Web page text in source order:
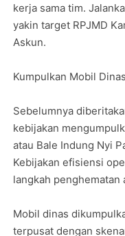
kerja sama tim.
yakin target RPJMD
Askun.
Kumpulkan Mobil
Sebelumnya
kebijakan
atau Bale Indung Nyi
Kebijakan efisiensi
langkah penghematan
Mobil dinas
terpusat dengan